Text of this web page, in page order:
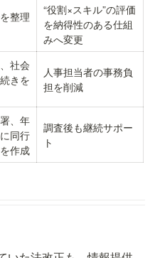
整理
“役割×スキル”の評価
を納得性のある仕組
みへ変更
社会
きを
人事担当者の事務負
担を削減
、年
同行
作成
調査後も継続サポー
ト